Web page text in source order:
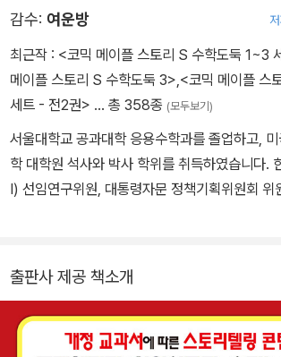
감수: 여운방
최근작 : <코믹 메이플 스토리 S 수학도둑 1~3
메이플 스토리 S 수학도둑 3>,<코믹 메이플 스
세트 - 전2권> … 총 358종 (모두보기)
서울대학교 공과대학 응용수학과를 졸업하고,
학 대학원 석사와 박사 학위를 취득하였습니다.
I) 선임연구위원, 대통령자문 정책기획위원회 위원, 교육부 멀티
력 수학퀴즈> <메이플 매쓰> <수학도둑 수학동
를 집필했습니다.
출판사 제공 책소개